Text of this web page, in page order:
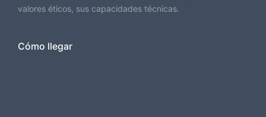
valores éticos, sus capacidades técnicas.
Cómo llegar